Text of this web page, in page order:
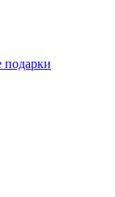
подарки